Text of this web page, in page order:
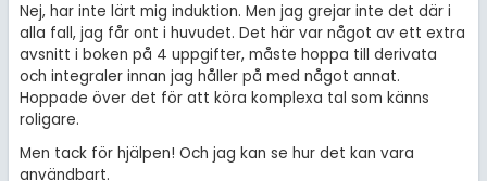
Nej, har inte lärt mig induktion. Men jag grejar inte det där i
alla fall, jag får ont i huvudet. Det här var något av ett extra
avsnitt i boken på 4 uppgifter, måste hoppa till derivata
och integraler innan jag håller på med något annat.
Hoppade över det för att köra komplexa tal som känns
roligare.
Men tack för hjälpen! Och jag kan se hur det kan vara
användbart.